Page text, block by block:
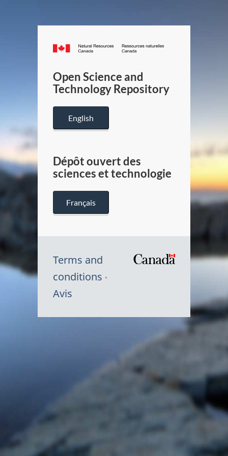
Canada.ca
/
Canada
Open Science and
Technology Repository
English
Dépôt ouvert des
sciences et technologie
Français
Terms and
conditions
Avis
du